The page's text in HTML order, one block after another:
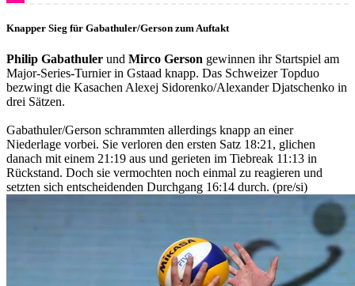
Knapper Sieg für Gabathuler/Gerson zum Auftakt
Philip Gabathuler und Mirco Gerson gewinnen ihr Startspiel am
Major-Series-Turnier in Gstaad knapp. Das Schweizer Topduo
bezwingt die Kasachen Alexej Sidorenko/Alexander Djatschenko in
drei Sätzen.
Gabathuler/Gerson schrammten allerdings knapp an einer
Niederlage vorbei. Sie verloren den ersten Satz 18:21, glichen
danach mit einem 21:19 aus und gerieten im Tiebreak 11:13 in
Rückstand. Doch sie vermochten noch einmal zu reagieren und
setzten sich entscheidenden Durchgang 16:14 durch. (pre/si)